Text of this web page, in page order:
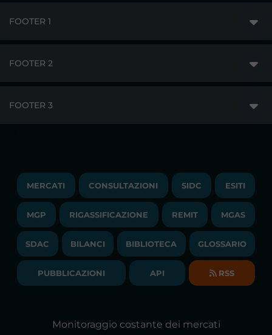
FOOTER 1
PUBBLICAZIONI
COMUNICATI/NEWS
NEWSLETTER
BILANCI DI ESERCIZIO
RELAZIONI ANNUALI
FOOTER 2
LAVORA CON NOI
CONTATTI
BANDI DI GARA E CONTRATTI
SOCIETA' TRASPARENTE
FOOTER 3
TRAYPORT M. ELETTRICO
LIQUIDITY PROVIDERS
BIBLIOTECA
GLOSSARIO
DICHIARAZIONE DI ACCESSIBILITÀ
MERCATI CONSULTAZIONI SIDC ESITI
MGP RIGASSIFICAZIONE REMIT MGAS
SDAC BILANCI BIBLIOTECA GLOSSARIO
PUBBLICAZIONI API RSS
Monitoraggio costante dei mercati